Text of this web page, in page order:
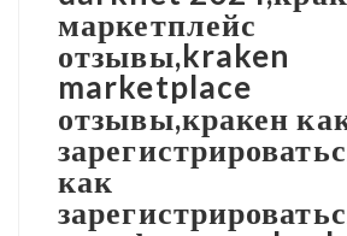
маркетплейс
отзывы,kraken
marketplace
отзывы,кракен
как